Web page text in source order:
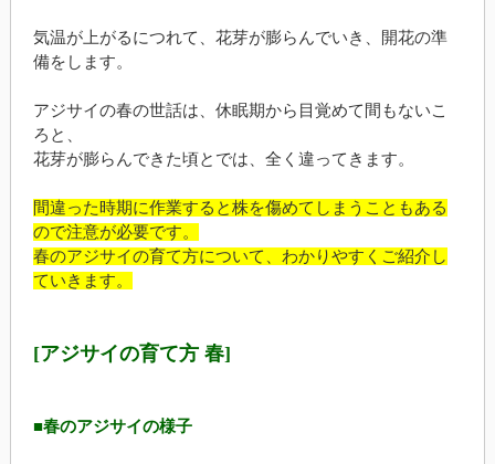
気温が上がるにつれて、花芽が膨らんでいき、開花の準
備をします。
アジサイの春の世話は、休眠期から目覚めて間もないこ
ろと、
花芽が膨らんできた頃とでは、全く違ってきます。
間違った時期に作業すると株を傷めてしまうこともある
ので注意が必要です。
春のアジサイの育て方について、わかりやすくご紹介し
ていきます。
[アジサイの育て方 春]
■春のアジサイの様子